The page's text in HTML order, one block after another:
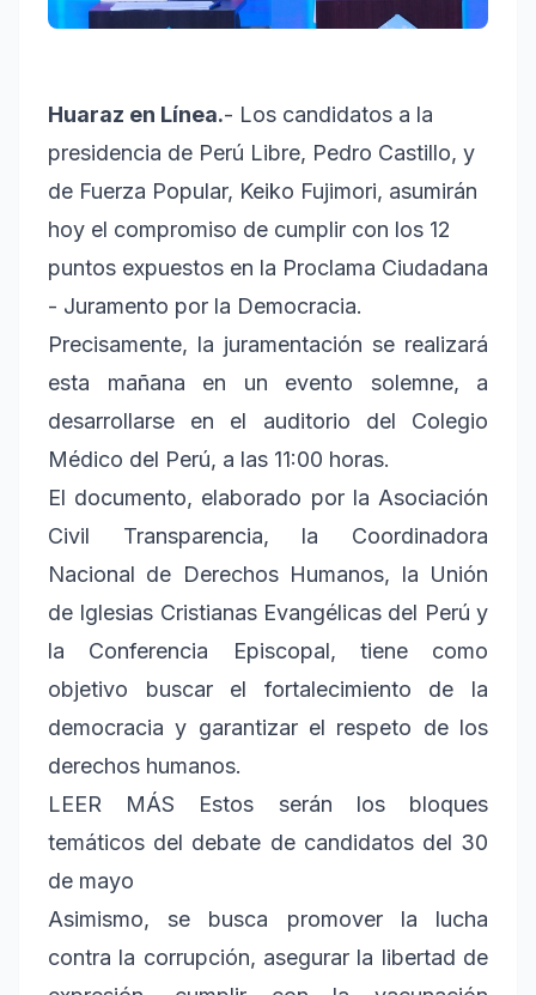
Huaraz en Línea.- Los candidatos a la
presidencia de Perú Libre, Pedro Castillo, y
de Fuerza Popular, Keiko Fujimori, asumirán
hoy el compromiso de cumplir con los 12
puntos expuestos en la Proclama Ciudadana
- Juramento por la Democracia.
Precisamente, la juramentación se realizará
esta mañana en un evento solemne, a
desarrollarse en el auditorio del Colegio
Médico del Perú, a las 11:00 horas.
El documento, elaborado por la Asociación
Civil Transparencia, la Coordinadora
Nacional de Derechos Humanos, la Unión
de Iglesias Cristianas Evangélicas del Perú y
la Conferencia Episcopal, tiene como
objetivo buscar el fortalecimiento de la
democracia y garantizar el respeto de los
derechos humanos.
LEER MÁS Estos serán los bloques
temáticos del debate de candidatos del 30
de mayo
Asimismo, se busca promover la lucha
contra la corrupción, asegurar la libertad de